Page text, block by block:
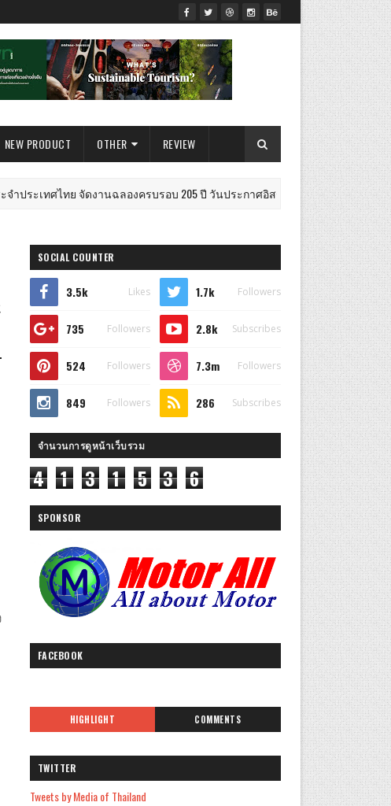
NEW PRODUCT OTHER REVIEW
ไทย จัดงานฉลองครบรอบ 205 ปี วันประกาศอิสรภาพแห่งชาติ พร้อมชมการแสดง
SOCIAL COUNTER
3.5k Likes 1.7k Followers
735 Followers 2.8k Subscribes
524 Followers 7.3m Followers
849 Followers 286 Subscribes
จำนวนการดูหน้าเว็บรวม
4 1 3 1 5 3 6
SPONSOR
FACEBOOK
HIGHLIGHT COMMENTS
TWITTER
Tweets by Media of Thailand